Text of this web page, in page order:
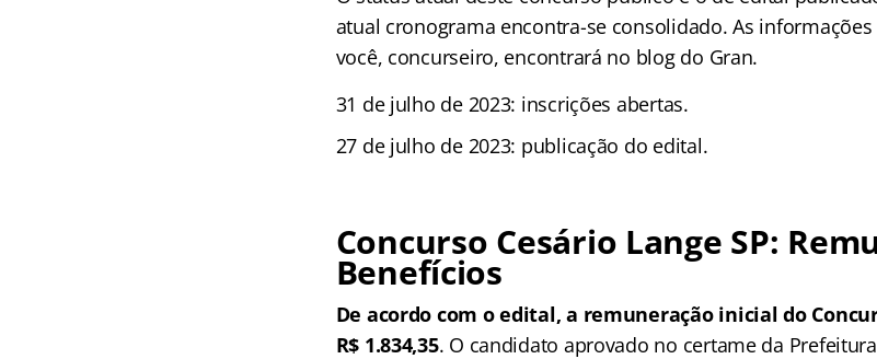
atual cronograma encontra-se consolidado. As
você, concurseiro, encontrará no blog do Gran.
31 de julho de 2023: inscrições abertas.
27 de julho de 2023: publicação do edital.
Concurso Cesário Lange SP:
Benefícios
De acordo com o edital, a remuneração inicial do
R$ 1.834,35. O candidato aprovado no certame da